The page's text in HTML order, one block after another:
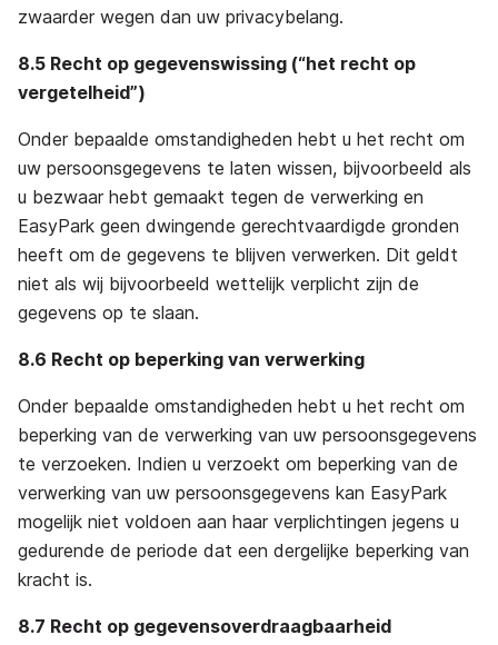
zwaarder wegen dan uw privacybelang.
8.5 Recht op gegevenswissing (“het recht op
vergetelheid”)
Onder bepaalde omstandigheden hebt u het recht om
uw persoonsgegevens te laten wissen, bijvoorbeeld als
u bezwaar hebt gemaakt tegen de verwerking en
EasyPark geen dwingende gerechtvaardigde gronden
heeft om de gegevens te blijven verwerken. Dit geldt
niet als wij bijvoorbeeld wettelijk verplicht zijn de
gegevens op te slaan.
8.6 Recht op beperking van verwerking
Onder bepaalde omstandigheden hebt u het recht om
beperking van de verwerking van uw persoonsgegevens
te verzoeken. Indien u verzoekt om beperking van de
verwerking van uw persoonsgegevens kan EasyPark
mogelijk niet voldoen aan haar verplichtingen jegens u
gedurende de periode dat een dergelijke beperking van
kracht is.
8.7 Recht op gegevensoverdraagbaarheid